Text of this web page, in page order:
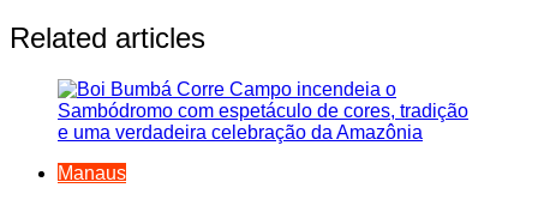
Related articles
Manaus